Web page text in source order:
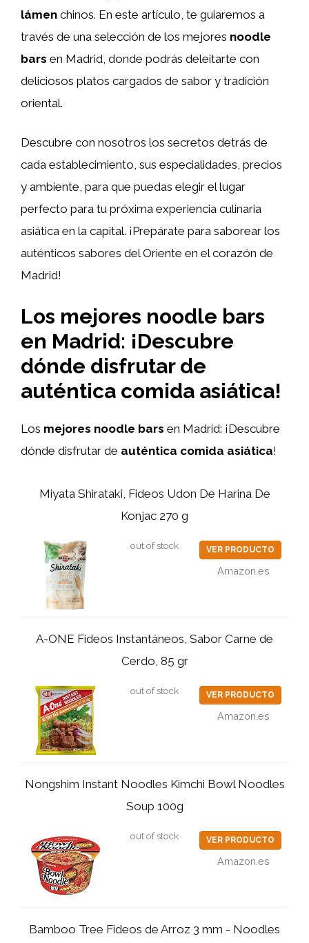
lámen chinos. En este artículo, te guiaremos a
través de una selección de los mejores noodle
bars en Madrid, donde podrás deleitarte con
deliciosos platos cargados de sabor y tradición
oriental.
Descubre con nosotros los secretos detrás de
cada establecimiento, sus especialidades, precios
y ambiente, para que puedas elegir el lugar
perfecto para tu próxima experiencia culinaria
asiática en la capital. ¡Prepárate para saborear los
auténticos sabores del Oriente en el corazón de
Madrid!
Los mejores noodle bars
en Madrid: ¡Descubre
dónde disfrutar de
auténtica comida asiática!
Los mejores noodle bars en Madrid: ¡Descubre
dónde disfrutar de auténtica comida asiática!
Miyata Shirataki, Fideos Udon De Harina De
Konjac 270 g
out of stock VER PRODUCTO
Amazon.es
A-ONE Fideos Instantáneos, Sabor Carne de
Cerdo, 85 gr
out of stock VER PRODUCTO
Amazon.es
Nongshim Instant Noodles Kimchi Bowl Noodles
Soup 100g
out of stock VER PRODUCTO
Amazon.es
Bamboo Tree Fideos de Arroz 3 mm - Noodles